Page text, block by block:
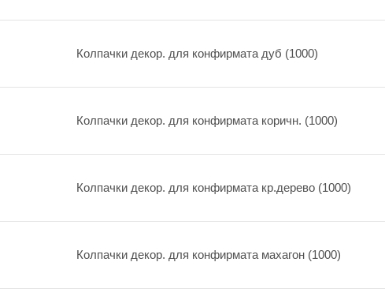
Колпачки декор. для конфирмата дуб (1000)
Колпачки декор. для конфирмата коричн. (1000)
Колпачки декор. для конфирмата кр.дерево (1000)
Колпачки декор. для конфирмата махагон (1000)